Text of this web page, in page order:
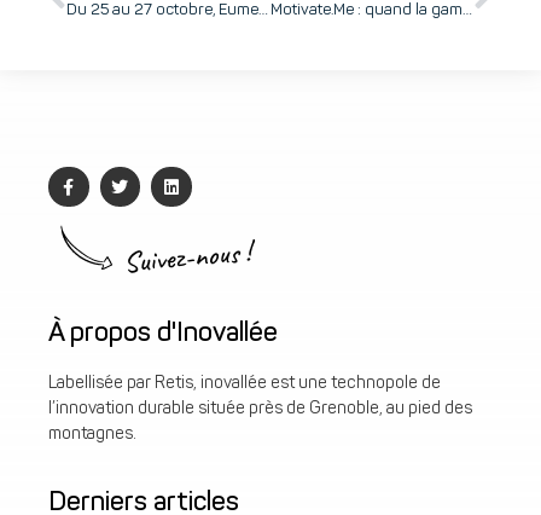
Du 25 au 27 octobre, Eumetrys sera présent sur le SEMICON Europa aux côtés d’Inspectrology
Motivate.Me : quand la gamification aide les managers à challenger efficacement leurs équipes !
Suivez-nous !
À propos d'Inovallée
Labellisée par Retis, inovallée est une technopole de
l’innovation durable située près de Grenoble, au pied des
montagnes.
Derniers articles